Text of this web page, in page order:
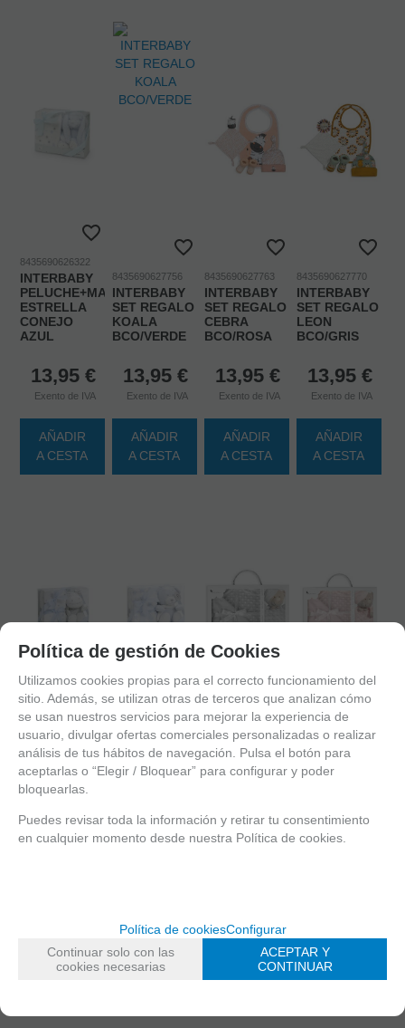
8435690626322
INTERBABY
PELUCHE+MANTA
ESTRELLA
CONEJO
AZUL
13,95 €
Exento de IVA
AÑADIR
A CESTA
8435690627756
INTERBABY
SET REGALO
KOALA
BCO/VERDE
13,95 €
Exento de IVA
AÑADIR
A CESTA
8435690627763
INTERBABY
SET REGALO
CEBRA
BCO/ROSA
13,95 €
Exento de IVA
AÑADIR
A CESTA
8435690627770
INTERBABY
SET REGALO
LEON
BCO/GRIS
13,95 €
Exento de IVA
AÑADIR
A CESTA
INTERBABY
SET
PELUCHE
JIRAFA+MANTA
ESTRELLA
SELECCIONAR
INTERBABY
SET
OSO+MANTA
ESTRELLA
SELECCIONAR
8435301199481
DUFFI BABY
DOU DOU
80X110
A CESTA
8435440340560
INTERBABY
MANTA
DOU OSITO
Política de gestión de Cookies
Utilizamos cookies propias para el correcto funcionamiento del
sitio. Además, se utilizan otras de terceros que analizan cómo
se usan nuestros servicios para mejorar la experiencia de
usuario, divulgar ofertas comerciales personalizadas o realizar
análisis de tus hábitos de navegación. Pulsa el botón para
aceptarlas o “Elegir / Bloquear” para configurar y poder
bloquearlas.
Puedes revisar toda la información y retirar tu consentimiento
en cualquier momento desde nuestra Política de cookies.
Política de cookiesConfigurar
Continuar solo con las
cookies necesarias
ACEPTAR Y
CONTINUAR